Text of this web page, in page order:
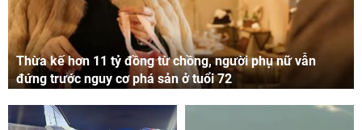
Thừa kế hơn 11 tỷ đồng từ chồng, người phụ nữ vẫn
đứng trước nguy cơ phá sản ở tuổi 72